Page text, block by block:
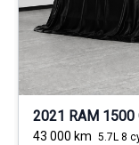
2021 RAM
43 000 km 5.7L 8